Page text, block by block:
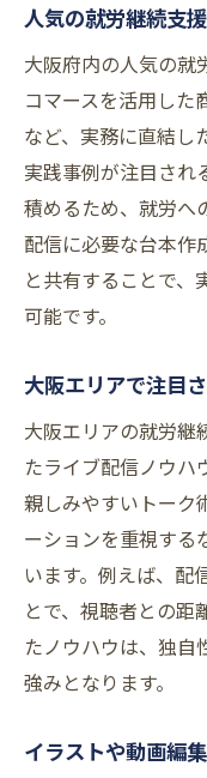
人気の就労継続支
大阪府内の人気の就
コマースを活用した
など、実務に直結し
実践事例が注目され
積めるため、就労へ
配信に必要な台本作
と共有することで、
可能です。
大阪エリアで注目
大阪エリアの就労継
たライブ配信ノウハ
親しみやすいトーク
ーションを重視する
います。例えば、配
とで、視聴者との距
たノウハウは、独自
強みとなります。
イラストや動画編